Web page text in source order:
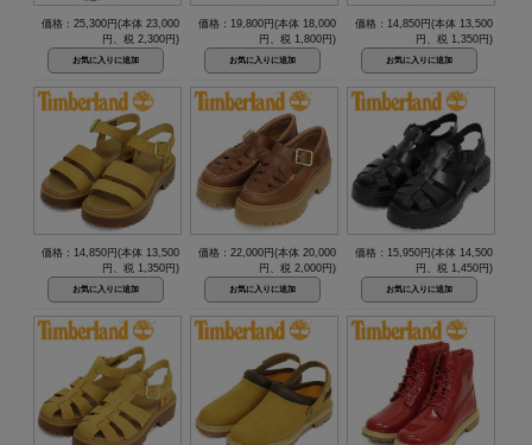
価格：25,300円(本体 23,000
円、税 2,300円)
価格：19,800円(本体 18,000
円、税 1,800円)
価格：14,850円(本体 13,500
円、税 1,350円)
価格：14,850円(本体 13,500
円、税 1,350円)
価格：22,000円(本体 20,000
円、税 2,000円)
価格：15,950円(本体 14,500
円、税 1,450円)